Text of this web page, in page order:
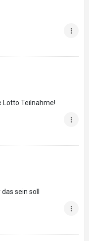
Lotto Teilnahme!
sein soll